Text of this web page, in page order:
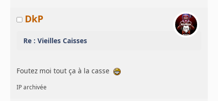
DkP
Re : Vieilles Caisses
Foutez moi tout ça à la casse
IP archivée